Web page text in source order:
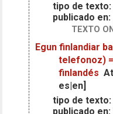
tipo de texto:
publicado en:
TEXTO
Egun finlandiar
telefonoz) =
finlandés
es|en]
tipo de texto:
publicado en: